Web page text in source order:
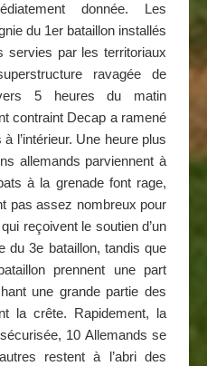
donnée. Les
du 1er bataillon installés
servies par les territoriaux
ravagée de
vers 5 heures du matin
contraint Decap a ramené
l’intérieur. Une heure plus
allemands parviennent à
à la grenade font rage,
pas assez nombreux pour
reçoivent le soutien d’un
du 3e bataillon, tandis que
prennent une part
une grande partie des
la crête. Rapidement, la
10 Allemands se
restent à l’abri des